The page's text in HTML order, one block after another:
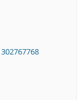
302767768